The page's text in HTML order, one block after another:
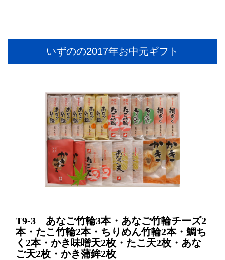
いずのの2017年お中元ギフト
T9-3 あなご竹輪3本・あなご竹輪チーズ2
本・たこ竹輪2本・ちりめん竹輪2本・鯛ち
く2本・かき味噌天2枚・たこ天2枚・あな
ご天2枚・かき蒲鉾2枚